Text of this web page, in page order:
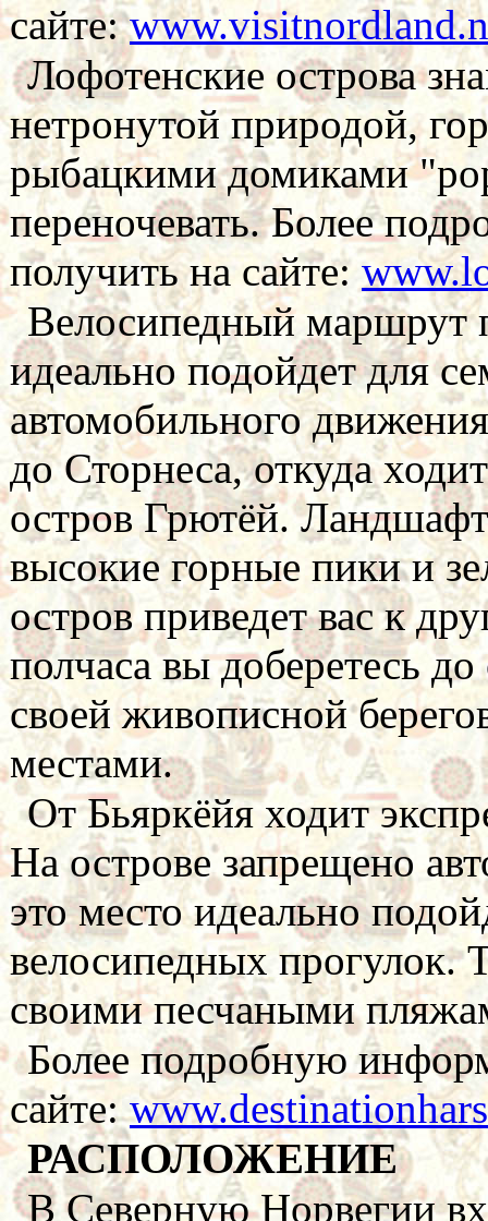
сайте:
Лофотенские острова
нетронутой природой,
рыбацкими домиками
переночевать. Более
получить на сайте:
Велосипедный маршрут
идеально подойдет для
автомобильного
до Сторнеса, откуда
остров Грютёй. Ландшафт
высокие горные пики и
остров приведет вас к
полчаса вы доберетесь
своей живописной
местами.
От Бьяркёйя ходит
На острове запрещено
это место идеально
велосипедных прогулок.
своими песчаными
Более подробную
сайте:
РАСПОЛОЖЕНИЕ
В Северную Норвегии